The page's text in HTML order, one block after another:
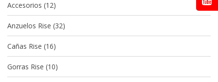
Accesorios (12)
Anzuelos Rise (32)
Cañas Rise (16)
Gorras Rise (10)